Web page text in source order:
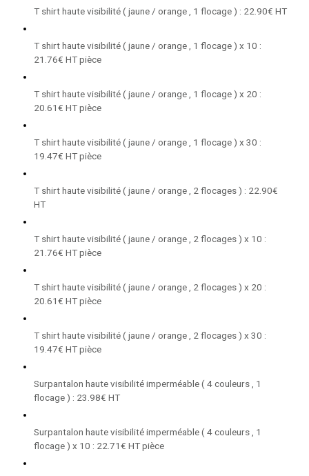
T shirt haute visibilité ( jaune / orange , 1 flocage ) : 22.90€ HT
T shirt haute visibilité ( jaune / orange , 1 flocage ) x 10 :
21.76€ HT pièce
T shirt haute visibilité ( jaune / orange , 1 flocage ) x 20 :
20.61€ HT pièce
T shirt haute visibilité ( jaune / orange , 1 flocage ) x 30 :
19.47€ HT pièce
T shirt haute visibilité ( jaune / orange , 2 flocages ) : 22.90€
HT
T shirt haute visibilité ( jaune / orange , 2 flocages ) x 10 :
21.76€ HT pièce
T shirt haute visibilité ( jaune / orange , 2 flocages ) x 20 :
20.61€ HT pièce
T shirt haute visibilité ( jaune / orange , 2 flocages ) x 30 :
19.47€ HT pièce
Surpantalon haute visibilité imperméable ( 4 couleurs , 1
flocage ) : 23.98€ HT
Surpantalon haute visibilité imperméable ( 4 couleurs , 1
flocage ) x 10 : 22.71€ HT pièce